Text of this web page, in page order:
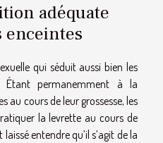
adéquate
enceintes
qui séduit aussi bien les
Étant permanemment à la
au cours de leur grossesse, les
la levrette au cours de
entendre qu’il s’agit de la